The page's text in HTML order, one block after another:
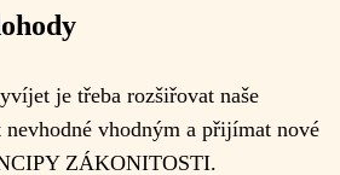
je třeba rozšiřovat naše
vhodným a přijímat nové
ZÁKONITOSTI.